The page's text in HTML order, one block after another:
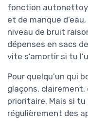
fonction
et de manque
niveau de bruit
dépenses en sacs
vite s’amortir si tu
Pour quelqu’un qui
glaçons, clairement,
prioritaire. Mais si
régulièrement des